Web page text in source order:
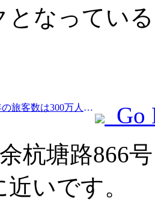
となってい
Prev:深圳空港の今年の旅客数は300万人を超え、同期間の新記録を樹立した。
Go
杭塘路866
いです。